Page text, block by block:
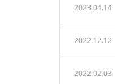
2023.04.14
2022.12.12
2022.02.03